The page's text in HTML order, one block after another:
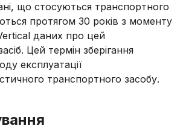
що стосуються транспортного
протягом 30 років з моменту
даних про цей
Цей термін зберігання
експлуатації
транспортного засобу.